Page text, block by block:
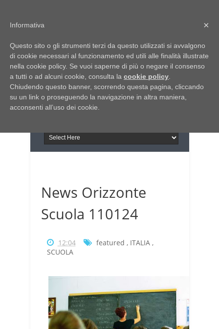
Italia Notizie
Giornale di Basilicata
Giornale di Puglia
INFORMAPUGLIA
Il portale n.1 del lavoro
in Puglia
News Orizzonte
Scuola 110124
12:04 featured , ITALIA,
SCUOLA
×
Informativa
Questo sito o gli strumenti terzi da questo utilizzati si avvalgono
di cookie necessari al funzionamento ed utili alle finalità illustrate
nella cookie policy. Se vuoi saperne di più o negare il consenso
a tutti o ad alcuni cookie, consulta la cookie policy
Chiudendo questo banner, scorrendo questa pagina, cliccando
su un link o proseguendo la navigazione in altra maniera,
acconsenti all’uso dei cookie.